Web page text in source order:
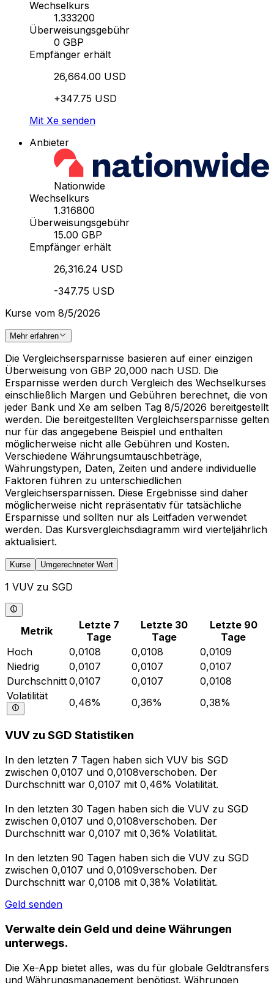
Wechselkurs
1.333200
Überweisungsgebühr
0 GBP
Empfänger erhält
26,664.00 USD
+347.75 USD
Mit Xe senden
Anbieter
Nationwide
Wechselkurs
1.316800
Überweisungsgebühr
15.00 GBP
Empfänger erhält
26,316.24 USD
-347.75 USD
Kurse vom 8/5/2026
Mehr erfahren
Die Vergleichsersparnisse basieren auf einer einzigen
Überweisung von GBP 20,000 nach USD. Die
Ersparnisse werden durch Vergleich des Wechselkurses
einschließlich Margen und Gebühren berechnet, die von
jeder Bank und Xe am selben Tag 8/5/2026 bereitgestellt
werden. Die bereitgestellten Vergleichsersparnisse gelten
nur für das angegebene Beispiel und enthalten
möglicherweise nicht alle Gebühren und Kosten.
Verschiedene Währungsumtauschbeträge,
Währungstypen, Daten, Zeiten und andere individuelle
Faktoren führen zu unterschiedlichen
Vergleichsersparnissen. Diese Ergebnisse sind daher
möglicherweise nicht repräsentativ für tatsächliche
Ersparnisse und sollten nur als Leitfaden verwendet
werden. Das Kursvergleichsdiagramm wird vierteljährlich
aktualisiert.
Kurse Umgerechneter Wert
1 VUV zu SGD
Metrik
Letzte 7
Tage
Letzte 30
Tage
Letzte 90
Tage
Hoch
0,0108 0,0108
0,0109
Niedrig
0,0107 0,0107
0,0107
Durchschnitt 0,0107 0,0107
0,0108
Volatilität
0,46% 0,36% 0,38%
VUV zu SGD Statistiken
In den letzten 7 Tagen haben sich VUV bis SGD
zwischen 0,0107 und 0,0108verschoben. Der
Durchschnitt war 0,0107 mit 0,46% Volatilität.
In den letzten 30 Tagen haben sich die VUV zu SGD
zwischen 0,0107 und 0,0108verschoben. Der
Durchschnitt war 0,0107 mit 0,36% Volatilität.
In den letzten 90 Tagen haben sich die VUV zu SGD
zwischen 0,0107 und 0,0109verschoben. Der
Durchschnitt war 0,0108 mit 0,38% Volatilität.
Geld senden
Verwalte dein Geld und deine Währungen
unterwegs.
Die Xe-App bietet alles, was du für globale Geldtransfers
und Währungsmanagement benötigst. Währungen